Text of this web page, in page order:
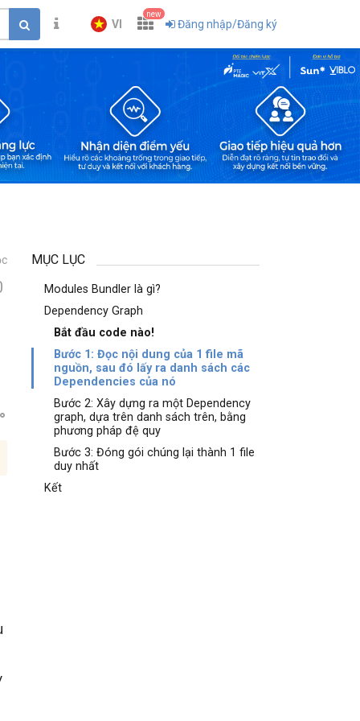
VI
new
Đăng nhập/Đăng ký
MỤC LỤC
Modules Bundler là gì?
Dependency Graph
Bắt đầu code nào!
Bước 1: Đọc nội dung của 1 file mã
nguồn, sau đó lấy ra danh sách các
Dependencies của nó
Bước 2: Xây dựng ra một Dependency
graph, dựa trên danh sách trên, bằng
phương pháp đệ quy
Bước 3: Đóng gói chúng lại thành 1 file
duy nhất
Kết